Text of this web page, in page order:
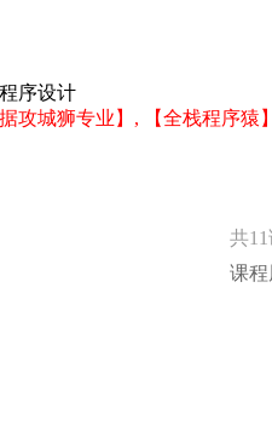
序设计
攻城狮专业】, 【全栈程序
共
课